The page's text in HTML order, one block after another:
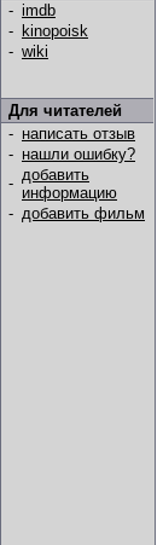
- imdb
- kinopoisk
- wiki
Для читателей
- написать отзыв
- нашли ошибку?
- добавить
информацию
- добавить фильм